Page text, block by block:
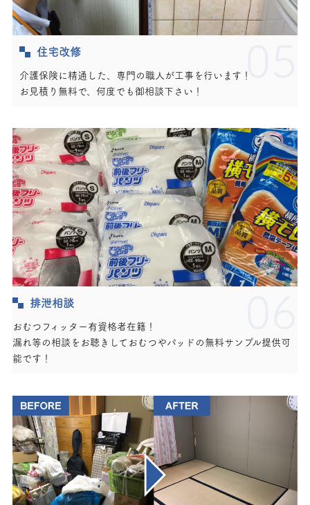
05
住宅改修
介護保険に精通した、専門の職人が工事を行います！
お見積り無料で、何度でも御相談下さい！
排泄相談
おむつフィッター有資格者在籍！
漏れ等の相談をお聴きしておむつやパッドの無料サンプル提供可
能です！